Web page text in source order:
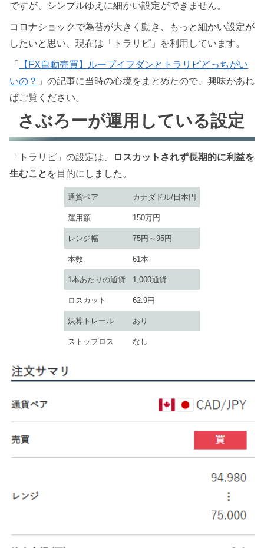
ですが、シンプルゆえに細かい設定ができません。
コロナショックで為替が大きく動き、もっと細かい設定が
したいと思い、現在は「トラリピ」を利用しています。
「
【FX自動売買】ループイフダンとトラリピどっちがい
いの？ 」の記事に当時の心境をまとめたので、興味があれ
ばご覧ください。
さぶろーが運用している設定
「トラリピ」の設定は、
ロスカットされず長期的に利益を
生むこと を目的にしました。
通貨ペア カナダドル/日本円
運用額 150万円
レンジ幅 75円～95円
本数 61本
1本あたりの通貨 1,000通貨
ロスカット 62.9円
決算トレール あり
ストップロス なし